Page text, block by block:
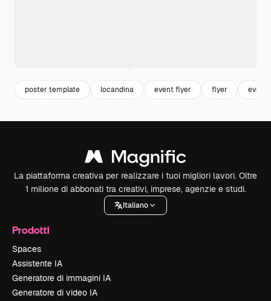
poster template locandina event flyer flyer event
La piattaforma creativa per realizzare i tuoi migliori lavori. Oltre
1 milione di abbonati tra creativi, imprese, agenzie e studi.
Italiano
Prodotti
Spaces
Assistente IA
Generatore di immagini IA
Generatore di video IA